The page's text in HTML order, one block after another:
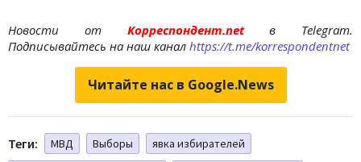
Новости отКорреспондент.netв Telegram.
Подписывайтесь на наш канал https://t.me/korrespondentnet
Читайте нас в Google.News
Теги: МВД Выборы
явка избирателей